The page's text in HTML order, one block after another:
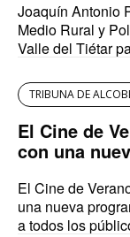
Joaquín Antonio
Medio Rural y
Valle del Tiétar
TRIBUNA DE
El Cine de
con una
El Cine de
una nueva
a todos los